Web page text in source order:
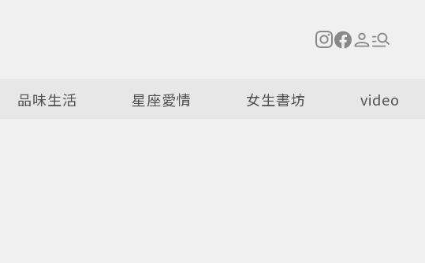
品味生活 星座愛情 女生書坊 video